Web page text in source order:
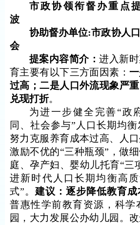
市政协领衔督办重点
波
协助督办单位:市政协人
会
提案内容简介：进入新
育主要有以下三方面因素：
过高；二是人口外流现象严
兑现打折。
为进一步健全完善“政
同、社会参与”人口长期均衡
努力克服养育成本过高、人
激励不优的“三种瓶颈”，做
庭、孕产妇、婴幼儿托育“三
进新时代人口长期均衡高
式”。 建议：逐步降低教育成
普惠性学前教育资源，科学
园，大力发展公办幼儿园。